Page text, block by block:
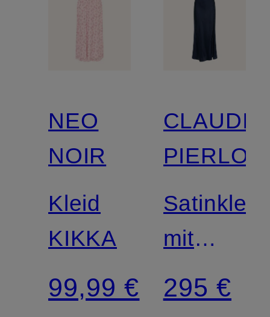
NEO
NOIR
Kleid
KIKKA
99,99 €
CLAUDIE
PIERLOT
Satinkleid
mit
Spitze
295 €